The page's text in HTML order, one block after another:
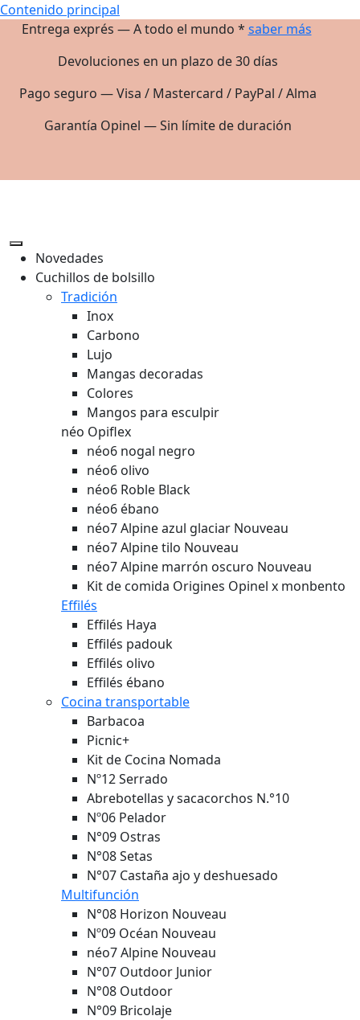
Contenido principal
Entrega exprés — A todo el mundo * saber más
Devoluciones en un plazo de 30 días
Pago seguro — Visa / Mastercard / PayPal / Alma
Garantía Opinel — Sin límite de duración
Novedades
Cuchillos de bolsillo
Tradición
Inox
Carbono
Lujo
Mangas decoradas
Colores
Mangos para esculpir
néo Opiflex
néo6 nogal negro
néo6 olivo
néo6 Roble Black
néo6 ébano
néo7 Alpine azul glaciar Nouveau
néo7 Alpine tilo Nouveau
néo7 Alpine marrón oscuro Nouveau
Kit de comida Origines Opinel x monbento
Effilés
Effilés Haya
Effilés padouk
Effilés olivo
Effilés ébano
Cocina transportable
Barbacoa
Picnic+
Kit de Cocina Nomada
Nº12 Serrado
Abrebotellas y sacacorchos N.°10
Nº06 Pelador
N°09 Ostras
N°08 Setas
N°07 Castaña ajo y deshuesado
Multifunción
N°08 Horizon Nouveau
Nº09 Océan Nouveau
néo7 Alpine Nouveau
N°07 Outdoor Junior
N°08 Outdoor
N°09 Bricolaje